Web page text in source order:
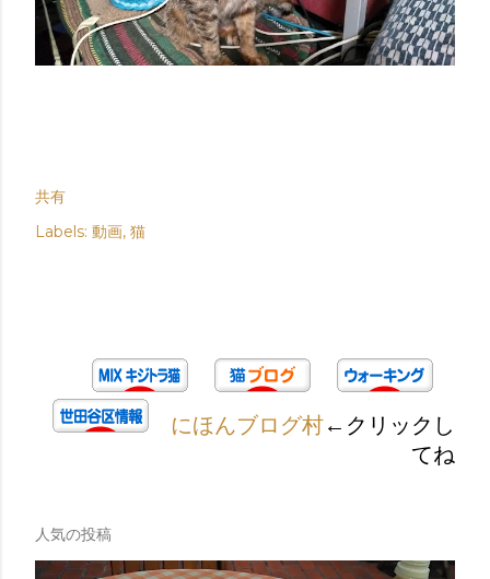
共有
Labels: 動画 猫
にほんブログ村←クリックし
てね
人気の投稿